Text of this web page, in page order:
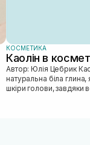
КОСМЕТИКА
Каолін в
Автор: Юлія Цебрик Каолін в косметології – це природний мінерал,
натуральна біла
шкіри голови, завдяки